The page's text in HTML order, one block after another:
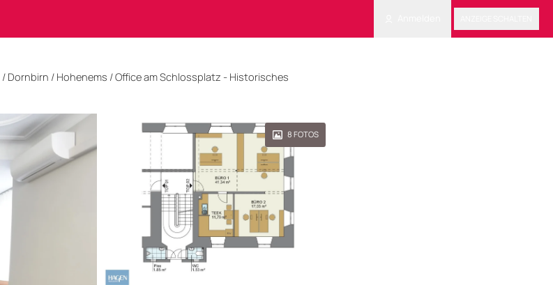
/ Dornbirn / Hohenems /Office am Schlossplatz - Historisches
8FOTOS